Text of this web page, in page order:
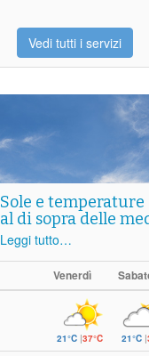
Vedi tutti i servizi
Sole e temperature
al di sopra delle
Leggi tutto…
Venerdì
21°C|37°C 21°C|